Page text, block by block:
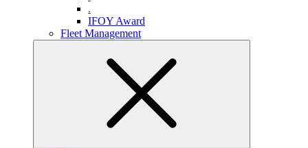
.
IFOY Award
Fleet Management